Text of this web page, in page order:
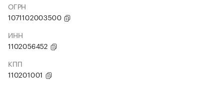
ОГРН
1071102003500
ИНН
1102056452
КПП
110201001